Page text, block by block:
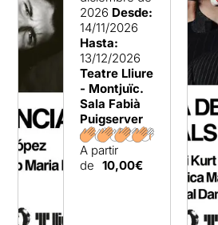
2026 Desde:
14/11/2026
Hasta:
13/12/2026
Teatre Lliure
- Montjuïc.
Sala Fabià
Puigserver
A partir
de 10,00€